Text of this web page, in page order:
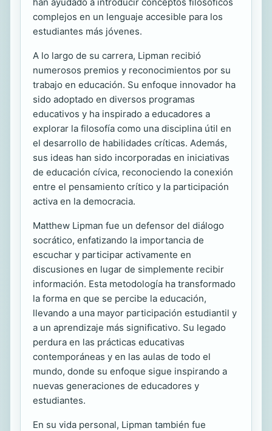
complejos en un lenguaje accesible para los
estudiantes más jóvenes.
A lo largo de su carrera, Lipman recibió
numerosos premios y reconocimientos por su
trabajo en educación. Su enfoque innovador ha
sido adoptado en diversos programas
educativos y ha inspirado a educadores a
explorar la filosofía como una disciplina útil en
el desarrollo de habilidades críticas. Además,
sus ideas han sido incorporadas en iniciativas
de educación cívica, reconociendo la conexión
entre el pensamiento crítico y la participación
activa en la democracia.
Matthew Lipman fue un defensor del diálogo
socrático, enfatizando la importancia de
escuchar y participar activamente en
discusiones en lugar de simplemente recibir
información. Esta metodología ha transformado
la forma en que se percibe la educación,
llevando a una mayor participación estudiantil y
a un aprendizaje más significativo. Su legado
perdura en las prácticas educativas
contemporáneas y en las aulas de todo el
mundo, donde su enfoque sigue inspirando a
nuevas generaciones de educadores y
estudiantes.
En su vida personal, Lipman también fue